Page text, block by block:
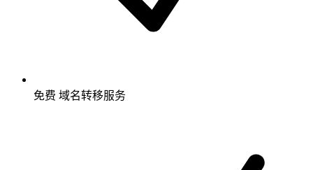
免费 域名转移服务